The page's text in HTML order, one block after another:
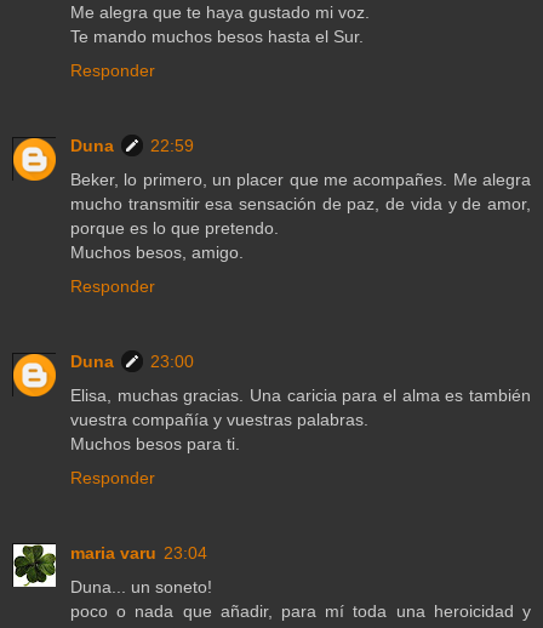
Me alegra que te haya gustado mi voz.
Te mando muchos besos hasta el Sur.
Responder
Duna
22:59
Beker, lo primero, un placer que me acompañes. Me alegra
mucho transmitir esa sensación de paz, de vida y de amor,
porque es lo que pretendo.
Muchos besos, amigo.
Responder
Duna
23:00
Elisa, muchas gracias. Una caricia para el alma es también
vuestra compañía y vuestras palabras.
Muchos besos para ti.
Responder
maria varu 23:04
Duna... un soneto!
poco o nada que añadir, para mí toda una heroicidad y